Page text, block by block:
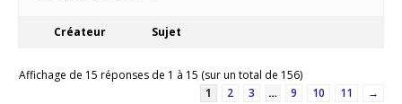
Créateur Sujet
Affichage de 15 réponses de 1 à 15 (sur un total de 156)
1
2 3 … 9 10 11
→